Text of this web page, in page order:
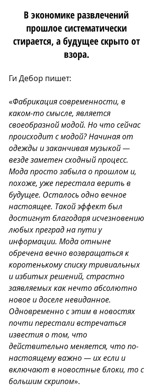
В экономике развлечений
прошлое систематически
стирается, а будущее скрыто от
взора.
Ги Дебор пишет:
«Фабрикация современности, в
каком-то смысле, является
своеобразной модой. Но что сейчас
происходит с модой? Начиная от
одежды и заканчивая музыкой —
везде заметен сходный процесс.
Мода просто забыла о прошлом и,
похоже, уже перестала верить в
будущее. Осталось одно вечное
настоящее. Такой эффект был
достигнут благодаря исчезновению
любых преград на пути у
информации. Мода отныне
обречена вечно возвращаться к
коротенькому списку тривиальных
и избитых решений, страстно
заявляемых как нечто абсолютно
новое и доселе невиданное.
Одновременно с этим в новостях
почти перестали встречаться
известия о том, что
действительно меняется, что по-
настоящему важно — их если и
включают в новостные блоки, то с
большим скрипом».